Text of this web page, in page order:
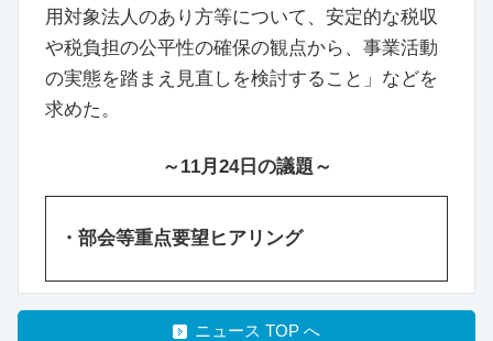
用対象法人のあり方等について、安定的な税収
や税負担の公平性の確保の観点から、事業活動
の実態を踏まえ見直しを検討すること」などを
求めた。
～11月24日の議題～
・部会等重点要望ヒアリング
ニュース TOP へ